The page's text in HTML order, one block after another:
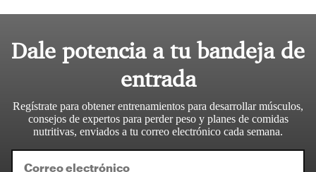
Dale potencia a tu bandeja de
entrada
Regístrate para obtener entrenamientos para desarrollar músculos,
consejos de expertos para perder peso y planes de comidas
nutritivas, enviados a tu correo electrónico cada semana.